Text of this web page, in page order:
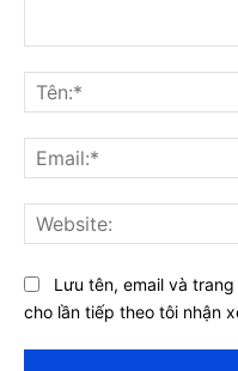
luận:
Lưu tên, email và
cho lần tiếp theo tôi nhận